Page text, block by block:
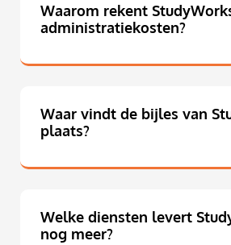
Waarom rekent
administratiekosten?
Waar vindt de bijles van
plaats?
Welke diensten levert
nog meer?